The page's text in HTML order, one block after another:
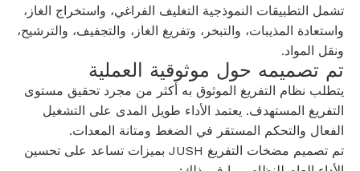
تشمل التطبيقات النموذجية التغليف الفراغي، واستخراج الغاز،
واستعادة المذيبات، والتبخر، وتفريغ الغاز، والتجفيف، والترشيح،
ونقل المواد.
تم تصميمه حول موثوقية العملية
يتطلب نظام التفريغ الموثوق به أكثر من مجرد تحقيق مستوى
التفريغ المستهدف. يعتمد الأداء طويل المدى على التشغيل
الفعال والتحكم المستقر في الضغط ومتانة المعدات.
تم تصميم مضخات التفريغ JUSH بميزات تساعد على تحسين